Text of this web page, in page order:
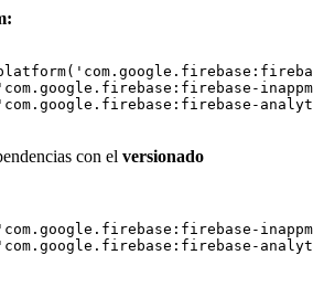
con el versionado